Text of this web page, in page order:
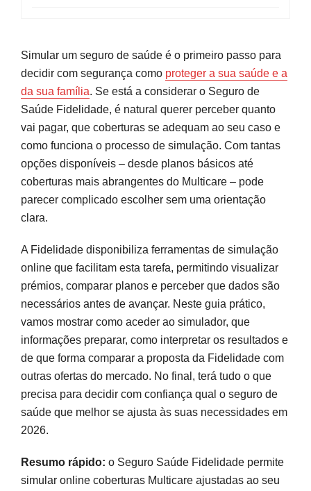
Passo a passo: onde e como simular o Seguro
Saúde Fidelidade
Confirmar a proposta: comparar simulação,
condições gerais e outras ofertas
Validar a escolha antes de contratar
Perguntas frequentes
Fontes e referências
Simular um seguro de saúde é o primeiro passo para
decidir com segurança como proteger a sua saúde e a
da sua família. Se está a considerar o Seguro de
Saúde Fidelidade, é natural querer perceber quanto
vai pagar, que coberturas se adequam ao seu caso e
como funciona o processo de simulação. Com tantas
opções disponíveis – desde planos básicos até
coberturas mais abrangentes do Multicare – pode
parecer complicado escolher sem uma orientação
clara.
A Fidelidade disponibiliza ferramentas de simulação
online que facilitam esta tarefa, permitindo visualizar
prémios, comparar planos e perceber que dados são
necessários antes de avançar. Neste guia prático,
vamos mostrar como aceder ao simulador, que
informações preparar, como interpretar os resultados e
de que forma comparar a proposta da Fidelidade com
outras ofertas do mercado. No final, terá tudo o que
precisa para decidir com confiança qual o seguro de
saúde que melhor se ajusta às suas necessidades em
2026.
Resumo rápido: o Seguro Saúde Fidelidade permite
simular online coberturas Multicare ajustadas ao seu